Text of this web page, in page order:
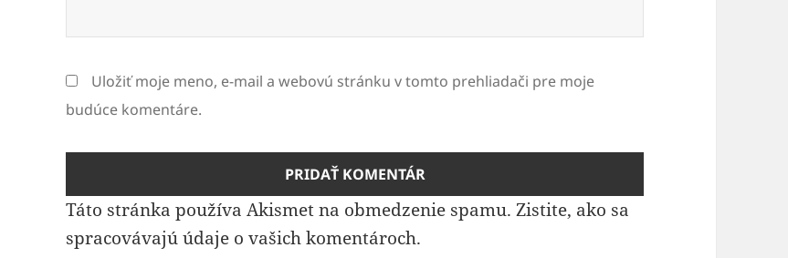
Uložiť moje meno, e-mail a webovú stránku v tomto prehliadači pre moje
budúce komentáre.
Táto stránka používa Akismet na obmedzenie spamu.Zistite, ako sa
spracovávajú údaje o vašich komentároch.